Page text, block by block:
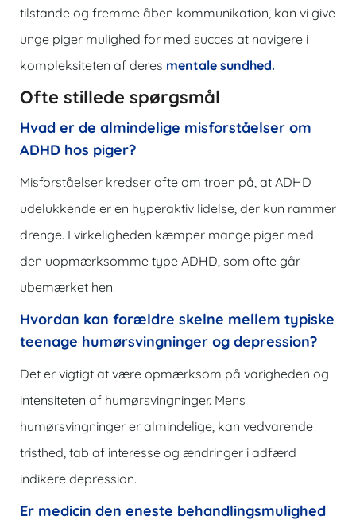
tilstande og fremme åben kommunikation, kan vi give
unge piger mulighed for med succes at navigere i
kompleksiteten af ​​deres mentale sundhed.
Ofte stillede spørgsmål
Hvad er de almindelige misforståelser om
ADHD hos piger?
Misforståelser kredser ofte om troen på, at ADHD
udelukkende er en hyperaktiv lidelse, der kun rammer
drenge. I virkeligheden kæmper mange piger med
den uopmærksomme type ADHD, som ofte går
ubemærket hen.
Hvordan kan forældre skelne mellem typiske
teenage humørsvingninger og depression?
Det er vigtigt at være opmærksom på varigheden og
intensiteten af ​​humørsvingninger. Mens
humørsvingninger er almindelige, kan vedvarende
tristhed, tab af interesse og ændringer i adfærd
indikere depression.
Er medicin den eneste behandlingsmulighed